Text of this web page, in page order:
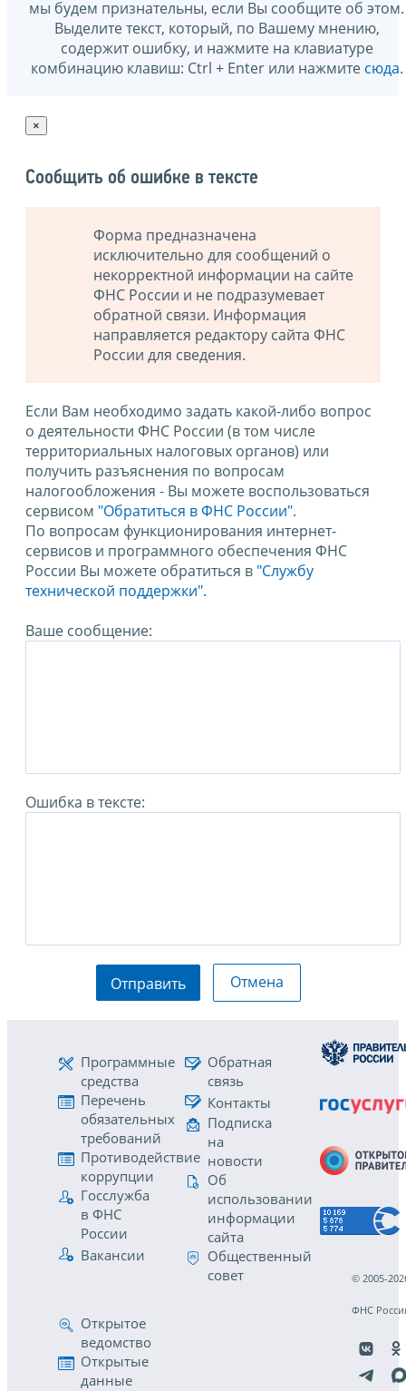
мы будем признательны, если Вы сообщите об этом.
Выделите текст, который, по Вашему мнению,
содержит ошибку, и нажмите на клавиатуре
комбинацию клавиш: Ctrl + Enter или нажмите сюда.
×
Сообщить об ошибке в тексте
Форма предназначена
исключительно для сообщений о
некорректной информации на сайте
ФНС России и не подразумевает
обратной связи. Информация
направляется редактору сайта ФНС
России для сведения.
Если Вам необходимо задать какой-либо вопрос
о деятельности ФНС России (в том числе
территориальных налоговых органов) или
получить разъяснения по вопросам
налогообложения - Вы можете воспользоваться
сервисом "Обратиться в ФНС России".
По вопросам функционирования интернет-
сервисов и программного обеспечения ФНС
России Вы можете обратиться в "Службу
технической поддержки".
Ваше сообщение:
Ошибка в тексте:
Отправить Отмена
Программные
средства
Перечень
обязательных
требований
Противодействие
коррупции
Госслужба
в ФНС
России
Вакансии
Обратная
связь
Контакты
Подписка
на
новости
Об
использовании
информации
сайта
Общественный
совет
Открытое
ведомство
Открытые
данные
© 2005-
ФНС